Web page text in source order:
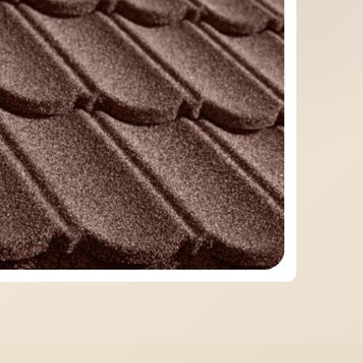
МЕМБРАННА ПОКРІВЛЯ
МІДНА ПОКРІВЛЯ